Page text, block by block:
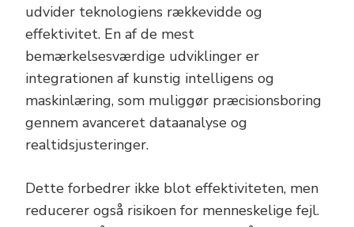
udvider teknologiens rækkevidde og
effektivitet. En af de mest
bemærkelsesværdige udviklinger er
integrationen af kunstig intelligens og
maskinlæring, som muliggør præcisionsboring
gennem avanceret dataanalyse og
realtidsjusteringer.
Dette forbedrer ikke blot effektiviteten, men
reducerer også risikoen for menneskelige fejl.